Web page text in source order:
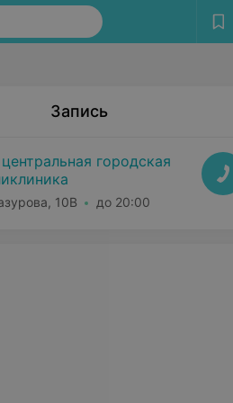
Запись
городская
10В до 20:00